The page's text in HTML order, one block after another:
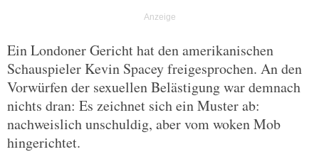
Ein Londoner Gericht hat den amerikanischen
Schauspieler Kevin Spacey freigesprochen. An den
Vorwürfen der sexuellen Belästigung war demnach
nichts dran: Es zeichnet sich ein Muster ab:
nachweislich unschuldig, aber vom woken Mob
hingerichtet.